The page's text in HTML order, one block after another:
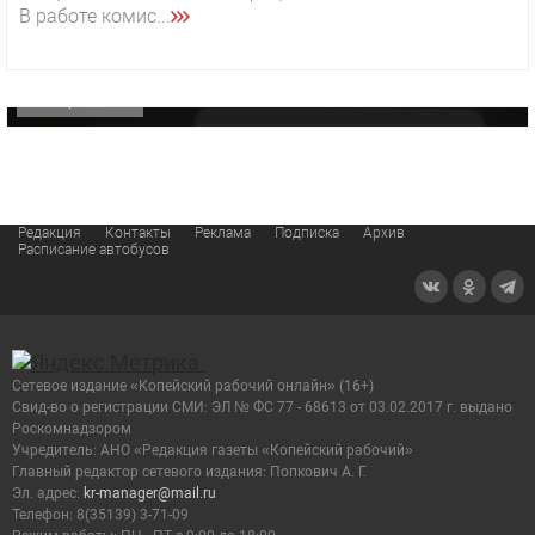
В работе комис...
«Звезда» Метрана стала главным героем нового
Редакция Контакты Реклама Подписка
Архив
Расписание автобусов
Сетевое издание «Копейский рабочий онлайн» (16+)
Cвид-во о регистрации СМИ: ЭЛ № ФС 77 - 68613 от 03.02.2017 г. выдано
Роскомнадзором
Учредитель: АНО «Редакция газеты «Копейский рабочий»
Главный редактор сетевого издания: Попкович А. Г.
Эл. адрес: kr-manager@mail.ru
Телефон: 8(35139) 3-71-09